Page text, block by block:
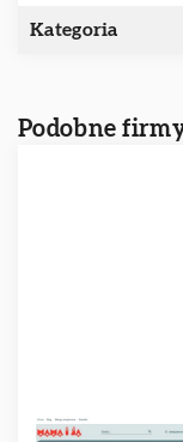
Kategoria
Podobne